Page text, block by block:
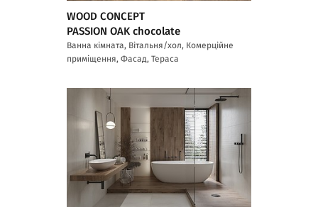
WOOD CONCEPT
PASSION OAK chocolate
Ванна кімната, Вітальня/хол, Комерційне
приміщення, Фасад, Тераса